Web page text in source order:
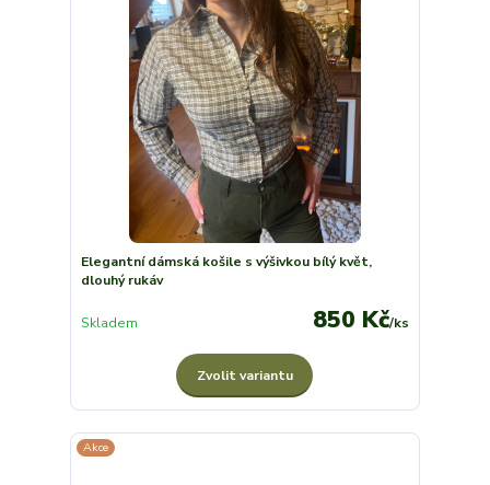
Elegantní dámská košile s výšivkou bílý květ,
dlouhý rukáv
850 Kč/ks
Skladem
Zvolit variantu
Akce